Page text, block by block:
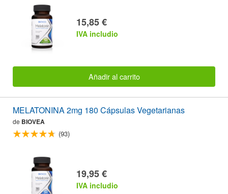
15,85 €
IVA includio
Añadir al carrito
MELATONINA 2mg 180 Cápsulas Vegetarianas
de BIOVEA
(93)
19,95 €
IVA includio